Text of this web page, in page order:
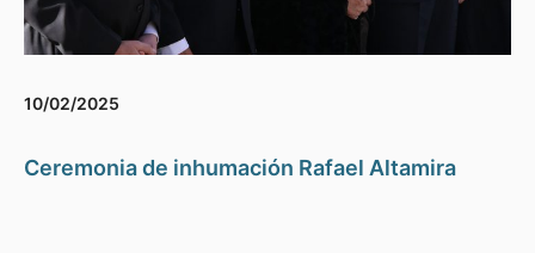
10/02/2025
Ceremonia de inhumación Rafael Altamira